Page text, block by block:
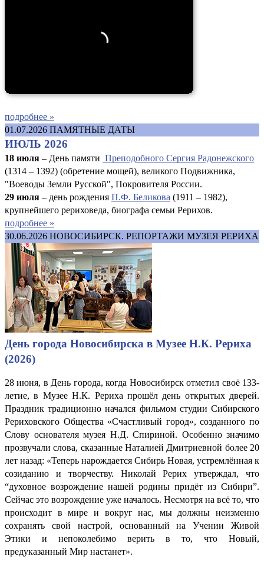
подробнее »
01.07.2026 ПАМЯТНЫЕ ДАТЫ
ИЮЛЬ 2026
18 июля – День памяти Преподобного Сергия Радонежского
(1314 – 1392) (обретение мощей), великого Подвижника,
"Воеводы Земли Русской", Покровителя России.
29 июля – день рождения П.Ф. Беликова (1911 – 1982),
крупнейшего рериховеда, биографа семьи Рерихов.
подробнее »
30.06.2026 НОВОСИБИРСК. РЕПОРТАЖИ МУЗЕЯ РЕРИХА
День города Новосибирска в Музее Н.К. Рериха
(2026)
28 июня, в День города, когда Новосибирск отметил своё 133-
летие, в Музее Н.К. Рериха прошёл день открытых дверей.
Праздник традиционно начался фильмом студии Сибирского
Рериховского Общества «Счастливый город», созданного по
Слову основателя музея Н.Д. Спириной. Особенно значимо
прозвучали слова, сказанные Наталией Дмитриевной более 20
лет назад: «Теперь нарождается Сибирь Новая, устремлённая к
созиданию и творчеству. Николай Рерих утверждал, что
“духовное возрождение нашей родины придёт из Сибири”.
Сейчас это возрождение уже началось. Несмотря на всё то, что
происходит в мире и вокруг нас, мы должны неизменно
сохранять свой настрой, основанный на Учении Живой
Этики и непоколебимо верить в то, что Новый,
предуказанный Мир настанет».